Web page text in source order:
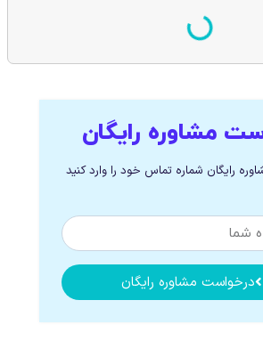
مشاوره رایگان
رایگان شماره تماس خود را وارد کنید
درخواست مشاوره رایگان